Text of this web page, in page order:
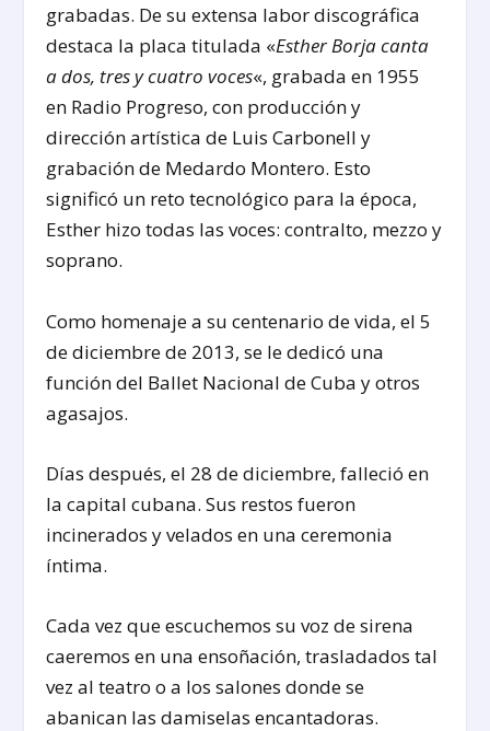
grabadas. De su extensa labor discográfica
destaca la placa titulada «Esther Borja canta
a dos, tres y cuatro voces«, grabada en 1955
en Radio Progreso, con producción y
dirección artística de Luis Carbonell y
grabación de Medardo Montero. Esto
significó un reto tecnológico para la época,
Esther hizo todas las voces: contralto, mezzo y
soprano.
Como homenaje a su centenario de vida, el 5
de diciembre de 2013, se le dedicó una
función del Ballet Nacional de Cuba y otros
agasajos.
Días después, el 28 de diciembre, falleció en
la capital cubana. Sus restos fueron
incinerados y velados en una ceremonia
íntima.
Cada vez que escuchemos su voz de sirena
caeremos en una ensoñación, trasladados tal
vez al teatro o a los salones donde se
abanican las damiselas encantadoras.